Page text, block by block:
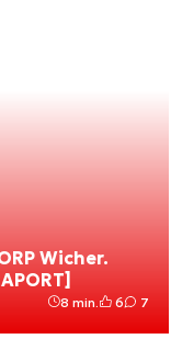
Wicher.
8 min. 6 7